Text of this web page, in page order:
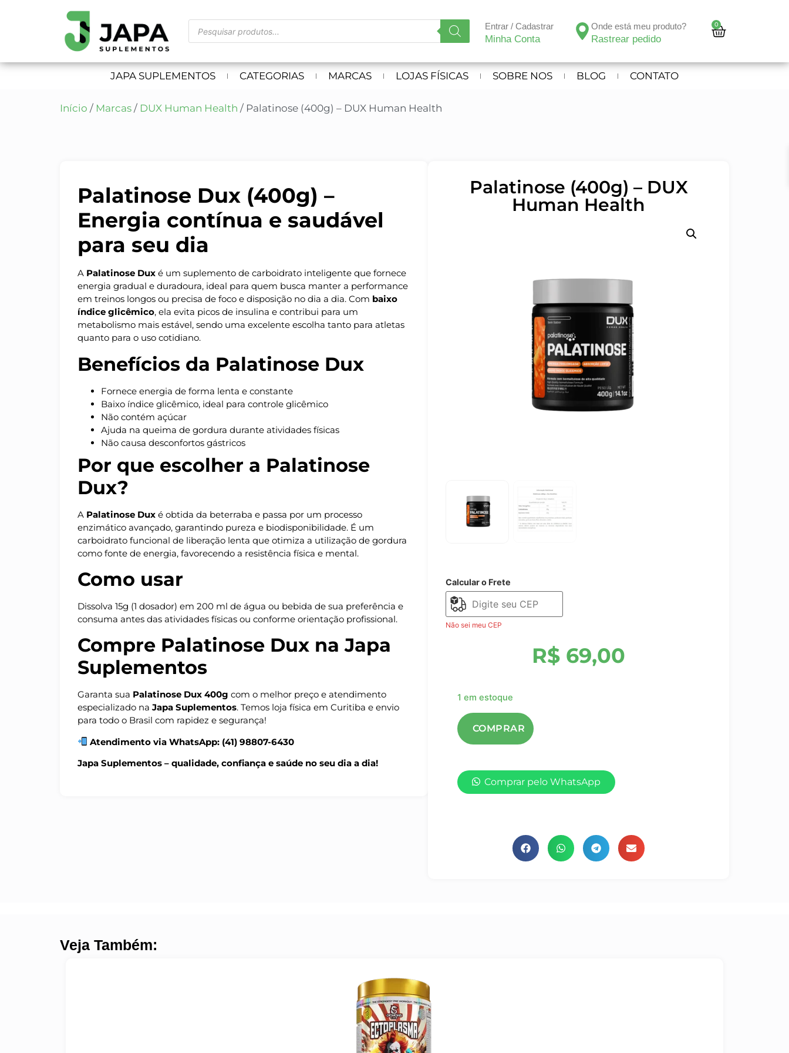
Entrar / Cadastrar
Minha Conta
Onde está meu produto?
Rastrear pedido
0
JAPA SUPLEMENTOS CATEGORIAS MARCAS LOJAS FÍSICAS SOBRE NOS BLOG CONTATO
Início / Marcas / DUX Human Health / Palatinose (400g) – DUX Human Health
Palatinose Dux (400g) –
Energia contínua e saudável
para seu dia
A Palatinose Dux é um suplemento de carboidrato inteligente que fornece
energia gradual e duradoura, ideal para quem busca manter a performance
em treinos longos ou precisa de foco e disposição no dia a dia. Com baixo
índice glicêmico, ela evita picos de insulina e contribui para um
metabolismo mais estável, sendo uma excelente escolha tanto para atletas
quanto para o uso cotidiano.
Benefícios da Palatinose Dux
Fornece energia de forma lenta e constante
Baixo índice glicêmico, ideal para controle glicêmico
Não contém açúcar
Ajuda na queima de gordura durante atividades físicas
Não causa desconfortos gástricos
Por que escolher a Palatinose
Dux?
A Palatinose Dux é obtida da beterraba e passa por um processo
enzimático avançado, garantindo pureza e biodisponibilidade. É um
carboidrato funcional de liberação lenta que otimiza a utilização de gordura
como fonte de energia, favorecendo a resistência física e mental.
Como usar
Dissolva 15g (1 dosador) em 200 ml de água ou bebida de sua preferência e
consuma antes das atividades físicas ou conforme orientação profissional.
Compre Palatinose Dux na Japa
Suplementos
Garanta sua Palatinose Dux 400g com o melhor preço e atendimento
especializado na Japa Suplementos. Temos loja física em Curitiba e envio
para todo o Brasil com rapidez e segurança!
Atendimento via WhatsApp: (41) 98807-6430
Japa Suplementos – qualidade, confiança e saúde no seu dia a dia!
Palatinose (400g) – DUX
Human Health
Calcular o Frete
Não sei meu CEP
R$ 69,00
1 em estoque
Comprar pelo WhatsApp
Veja Também: